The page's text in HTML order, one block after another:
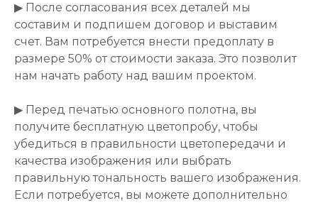
▶ После согласования всех деталей мы
составим и подпишем договор и выставим
счет. Вам потребуется внести предоплату в
размере 50% от стоимости заказа. Это позволит
нам начать работу над вашим проектом.
▶ Перед печатью основного полотна, вы
получите бесплатную цветопробу, чтобы
убедиться в правильности цветопередачи и
качества изображения или выбрать
правильную тональность вашего изображения.
Если потребуется, вы можете дополнительно